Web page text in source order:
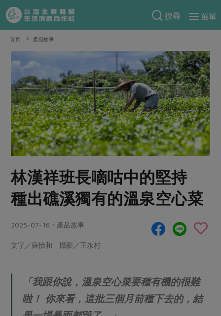
搜尋
選單
產品分類
一籃菜 當令水果
芽苗類 蕈菇類
辛香料類
奶蛋豆・五穀
蛋 乳製品
豆製品 米麵雜糧
肉品・水產
畜產肉類
水畜加工品
調味醬料/南北貨 烘焙
食材
米食
麵食
肉食
海鮮
常備菜
蔬食
蛋料理
料理方式
湯品．鍋物
漬物
特別企畫
預購活動
把最好的台灣味帶回家！
防災用品預購圓滿結束
更多預購活動
合作25-精選產品第四彈
更多當季產品
綠主張
觀點文章
主婦食堂 一籃菜真心話
社內大小事 合作聯合國
產品故事 生活提案
樂齡生活 親子食育
廚房瑜伽
減硝酸鹽
關於合作社
關於我們
合作社組織
產品檢驗
檢驗報告
硝酸鹽檢驗
首頁 產品故事
林漢祥班長嘀咕中的堅持
種出礁溪獨有的溫泉空心菜
2025-07-16・產品故事
文字／蘇怡和 攝影／王永村
「我跟你說，溫泉空心菜要種有機的很難
啦！ 你來看，這批三個月前種下去的，結